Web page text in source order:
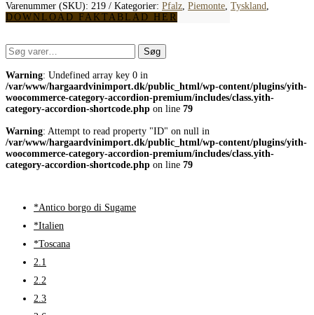
Varenummer (SKU): 219 Kategorier: Pfalz, Piemonte, Tyskland,
DOWNLOAD FAKTABLAD HER
Søg
efter:
Søg
Warning: Undefined array key 0 in
/var/www/hargaardvinimport.dk/public_html/wp-content/plugins/yith-
woocommerce-category-accordion-premium/includes/class.yith-
category-accordion-shortcode.php on line 79
Warning: Attempt to read property "ID" on null in
/var/www/hargaardvinimport.dk/public_html/wp-content/plugins/yith-
woocommerce-category-accordion-premium/includes/class.yith-
category-accordion-shortcode.php on line 79
*Antico borgo di Sugame
*Italien
*Toscana
2.1
2.2
2.3